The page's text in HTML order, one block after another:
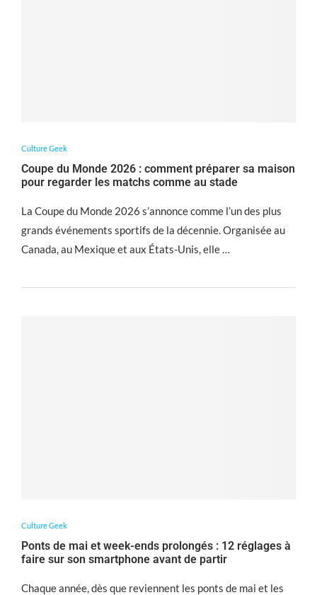
Culture Geek
Coupe du Monde 2026 : comment préparer sa maison
pour regarder les matchs comme au stade
La Coupe du Monde 2026 s’annonce comme l’un des plus
grands événements sportifs de la décennie. Organisée au
Canada, au Mexique et aux États-Unis, elle …
Culture Geek
Ponts de mai et week-ends prolongés : 12 réglages à
faire sur son smartphone avant de partir
Chaque année, dès que reviennent les ponts de mai et les